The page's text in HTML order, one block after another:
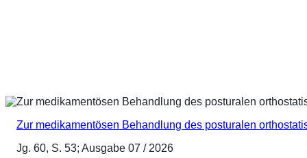
Zur medikamentösen Behandlung des posturalen
Jg. 60, S. 53; Ausgabe 07 / 2026